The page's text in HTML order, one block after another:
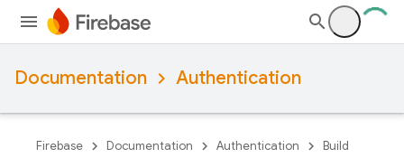
Documentation Authentication
Firebase Documentation Authentication Build